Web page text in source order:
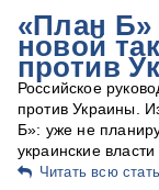
«План Б»
новой
против
Российское
против Украины.
Б»: уже не
украинские
Читать всю